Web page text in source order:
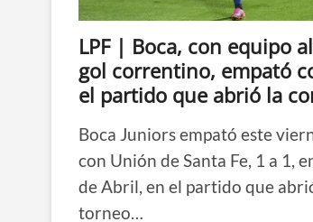
LPF | Boca, con equipo
gol correntino, empató
el partido que abrió la
Boca Juniors empató este
con Unión de Santa Fe, 1 a 1,
de Abril, en el partido que
torneo…